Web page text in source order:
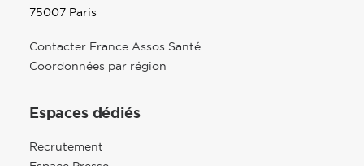
75007 Paris
Contacter France Assos Santé
Coordonnées par région
Espaces dédiés
Recrutement